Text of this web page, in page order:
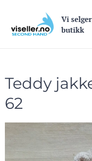
Vi selge
butikk
Teddy
62